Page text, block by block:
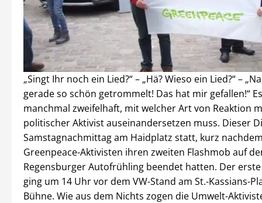
„Singt Ihr noch ein Lied?“ – „Hä? Wieso ein Lied?“ –
gerade so schön getrommelt! Das hat mir gefallen!“
manchmal zweifelhaft, mit welcher Art von Reaktion
politischer Aktivist auseinandersetzen muss. Dieser
Samstagnachmittag am Haidplatz statt, kurz
Greenpeace-Aktivisten ihren zweiten Flashmob auf
Regensburger Autofrühling beendet hatten. Der
ging um 14 Uhr vor dem VW-Stand am St.-Kassians-
Bühne. Wie aus dem Nichts zogen die Umwelt-